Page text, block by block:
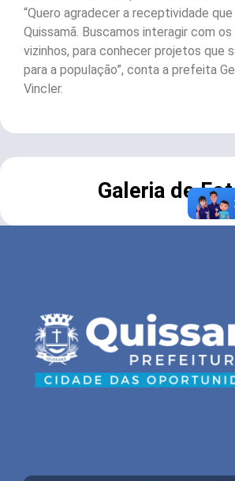
“Quero agradecer a receptividade
Quissamã. Buscamos interagir com
vizinhos, para conhecer projetos que
para a população”, conta a prefeita
Vincler.
Galeria de